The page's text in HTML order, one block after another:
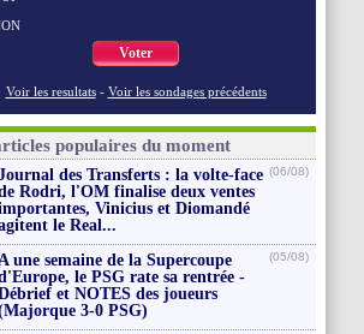
Voter
Voir les resultats - Voir les sondages précédents
populaires du moment
des Transferts : la volte-face
Rodri, l'OM finalise deux ventes
Vinicius et Diomandé
le Real...
(06/08)
une semaine de la Supercoupe
le PSG rate sa rentrée -
et NOTES des joueurs
3-0 PSG)
(05/08)